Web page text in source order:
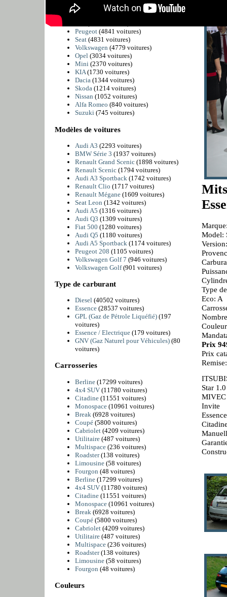
Model:
Type
Eco: A
Prix
Prix
Star 1.0
Invite
Essence
BMW
(6225 voitures)
Citroën
Peugeot(4841 voitures)
Seat(4831 voitures)
Volkswagen (4779 voitures)
Opel(3034 voitures)
Mini(2370 voitures)
KIA(1730 voitures)
Dacia(1344 voitures)
Skoda(1214 voitures)
Nissan (1052 voitures)
Alfa Romeo (840 voitures)
Suzuki(745 voitures)
Modèles de voitures
Audi A3 (2293 voitures)
BMW Série 3 (1937 voitures)
Renault Grand Scenic (1898 voitures)
Renault Scenic (1794 voitures)
Audi A3 Sportback (1742 voitures)
Renault Clio (1717 voitures)
Renault Mégane (1609 voitures)
Seat Leon (1342 voitures)
Audi A5 (1316 voitures)
Audi Q3 (1309 voitures)
Fiat 500 (1280 voitures)
Audi Q5 (1180 voitures)
Audi A5 Sportback (1174 voitures)
Peugeot 208 (1105 voitures)
Volkswagen Golf 7 (946 voitures)
Volkswagen Golf(901 voitures)
Type de carburant
Diesel(40502 voitures)
Essence(28537 voitures)
GPL (Gaz de Pétrole Liquéfié)(197
voitures)
Essence / Electrique(179 voitures)
GNV (Gaz Naturel pour Véhicules)(80
voitures)
Carrosseries
Berline(17299 voitures)
4x4 SUV(11780 voitures)
Citadine(11551 voitures)
Monospace(10961 voitures)
Break (6928 voitures)
Coupé(5800 voitures)
Cabriolet(4209 voitures)
Utilitaire(487 voitures)
Multispace(236 voitures)
Roadster(138 voitures)
Limousine(58 voitures)
Fourgon (48 voitures)
Berline(17299 voitures)
4x4 SUV(11780 voitures)
Citadine(11551 voitures)
Monospace(10961 voitures)
Break (6928 voitures)
Coupé(5800 voitures)
Cabriolet(4209 voitures)
Utilitaire(487 voitures)
Multispace(236 voitures)
Roadster(138 voitures)
Limousine(58 voitures)
Fourgon (48 voitures)
Couleurs